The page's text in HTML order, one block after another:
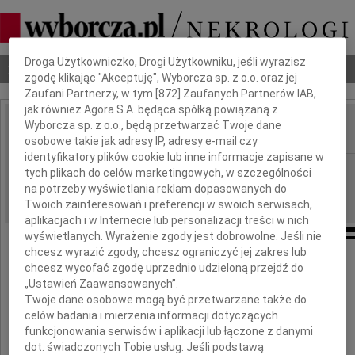
Nekrologi Odeszli Poradnik pogrzebowy
IMIĘ I NAZWISKO:
REGION: Częstochowa
DATA EMISJI: 05.04.2019
Głęboko zasmuceni żegnamy
Dbamy o Twoją prywatność
Droga Użytkowniczko, Drogi Użytkowniku, jeśli wyrazisz
zgodę klikając "Akceptuję", Wyborcza sp. z o.o. oraz jej
Zaufani Partnerzy, w tym [872 ] Zaufanych Partnerów IAB,
jak również Agora S.A. będąca spółką powiązaną z
Wyborcza sp. z o.o., będą przetwarzać Twoje dane
osobowe takie jak adresy IP, adresy e-mail czy
identyfikatory plików cookie lub inne informacje zapisane w
tych plikach do celów marketingowych, w szczególności
na potrzeby wyświetlania reklam dopasowanych do
Twoich zainteresowań i preferencji w swoich serwisach,
aplikacjach i w Internecie lub personalizacji treści w nich
wyświetlanych. Wyrażenie zgody jest dobrowolne. Jeśli nie
chcesz wyrazić zgody, chcesz ograniczyć jej zakres lub
chcesz wycofać zgodę uprzednio udzieloną przejdź do
„Ustawień Zaawansowanych”.
Twoje dane osobowe mogą być przetwarzane także do
celów badania i mierzenia informacji dotyczących
funkcjonowania serwisów i aplikacji lub łączone z danymi
dot. świadczonych Tobie usług. Jeśli podstawą